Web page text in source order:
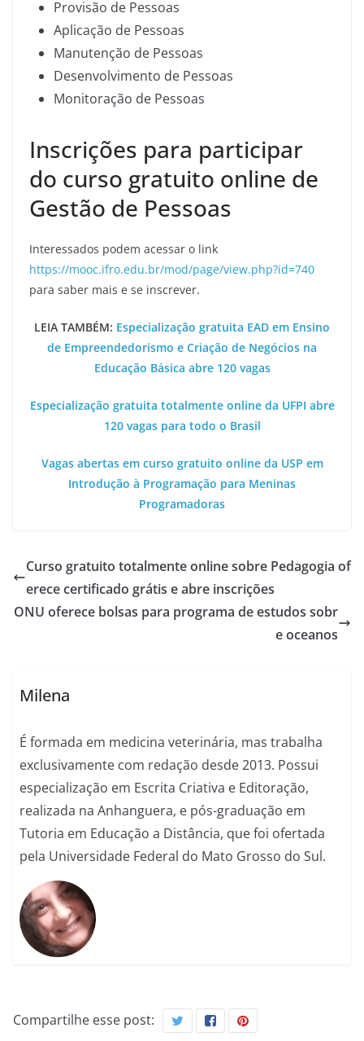
Provisão de Pessoas
Aplicação de Pessoas
Manutenção de Pessoas
Desenvolvimento de Pessoas
Monitoração de Pessoas
Inscrições para participar
do curso gratuito online de
Gestão de Pessoas
Interessados podem acessar o link
https://mooc.ifro.edu.br/mod/page/view.php?id=740
para saber mais e se inscrever.
LEIA TAMBÉM: Especialização gratuita EAD em Ensino
de Empreendedorismo e Criação de Negócios na
Educação Básica abre 120 vagas
Especialização gratuita totalmente online da UFPI abre
120 vagas para todo o Brasil
Vagas abertas em curso gratuito online da USP em
Introdução à Programação para Meninas
Programadoras
Curso gratuito totalmente online sobre Pedagogia of
erece certificado grátis e abre inscrições
ONU oferece bolsas para programa de estudos sobr
e oceanos
Milena
É formada em medicina veterinária, mas trabalha
exclusivamente com redação desde 2013. Possui
especialização em Escrita Criativa e Editoração,
realizada na Anhanguera, e pós-graduação em
Tutoria em Educação a Distância, que foi ofertada
pela Universidade Federal do Mato Grosso do Sul.
Compartilhe esse post: